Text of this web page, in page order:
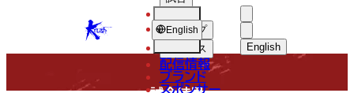
KRUSH English
ショップ
ニュース
配信情報
ブランド
スポンサー
English
MATCH RESULT